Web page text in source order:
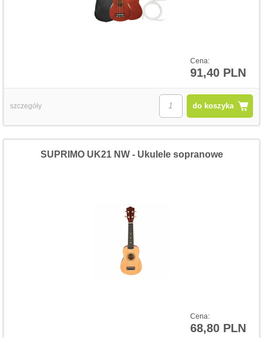
Cena:
91,40 PLN
do koszyka
szczegóły
Cena:
68,80 PLN
SUPRIMO UK21 NW - Ukulele sopranowe